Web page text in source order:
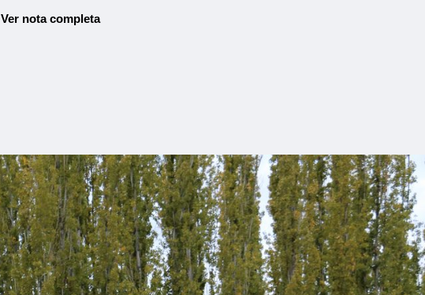
Ver nota completa